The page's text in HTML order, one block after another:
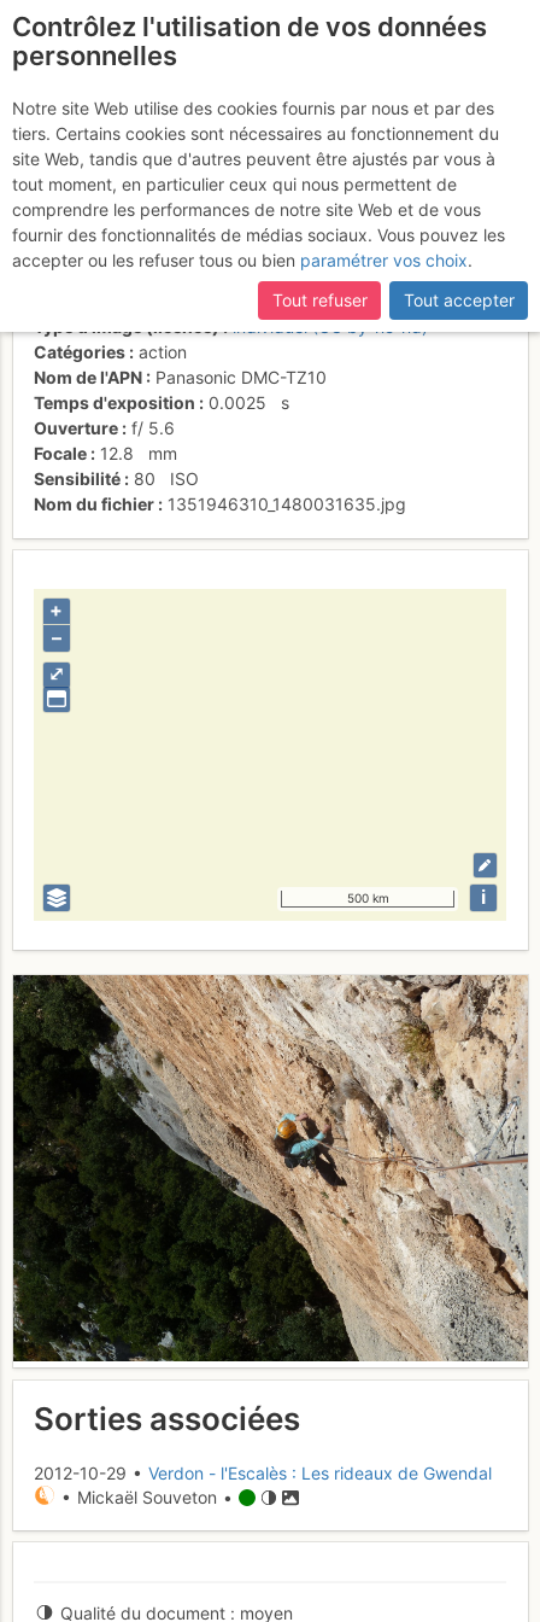
Val en termine avec la
superbe 6ème longueur.
Activités
Date/heure
Mickaël Souveton
individuel (CC by-nc-nd)
Catégories
action
Nom de l'APN
Panasonic DMC-TZ10
Temps d'exposition
0.0025
s
Ouverture
f/ 5.6
Focale
12.8
mm
Sensibilité
80
ISO
Nom du fichier
1351946310_1480031635.jpg
⤢
+
–
500 km i
Sorties associées
2012-10-29 • Verdon - l'Escalès : Les rideaux de Gwendal
• Mickaël Souveton •
Qualité du document moyen
Contrôlez l'utilisation de vos données
personnelles
Notre site Web utilise des cookies fournis par nous et par des
tiers. Certains cookies sont nécessaires au fonctionnement du
site Web, tandis que d'autres peuvent être ajustés par vous à
tout moment, en particulier ceux qui nous permettent de
comprendre les performances de notre site Web et de vous
fournir des fonctionnalités de médias sociaux. Vous pouvez les
accepter ou les refuser tous ou bien paramétrer vos choix.
Tout refuser
Tout accepter